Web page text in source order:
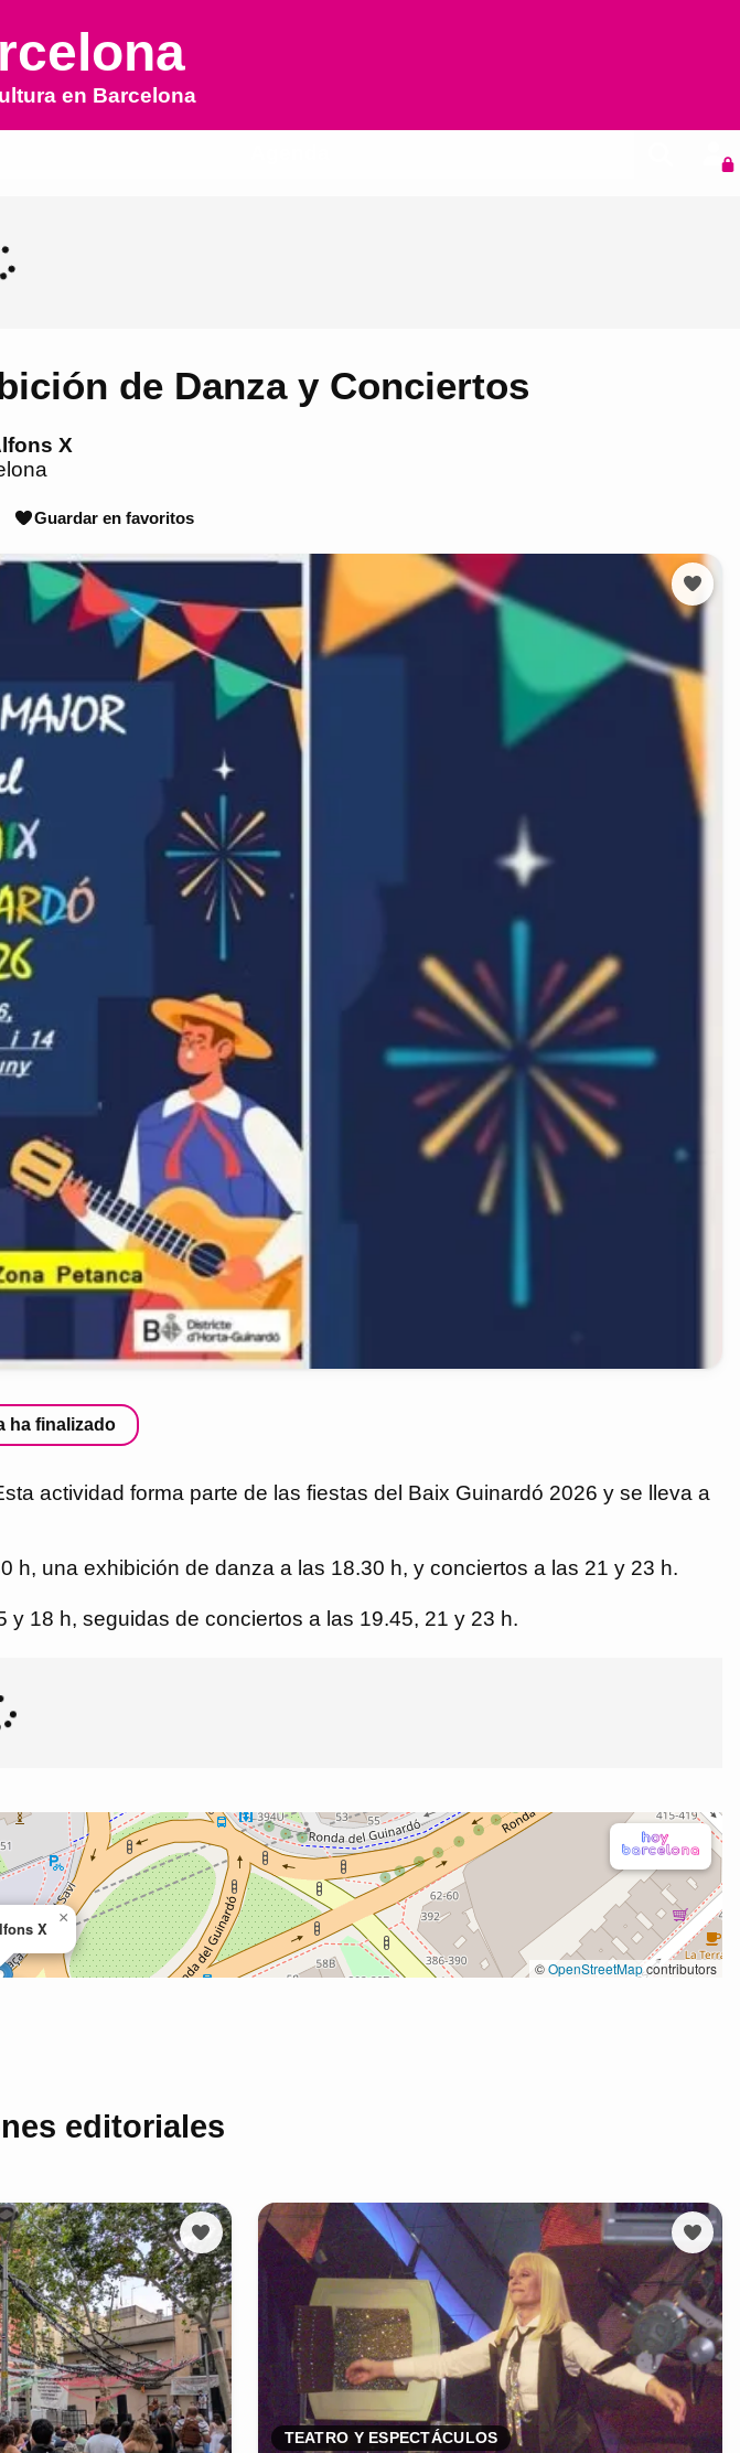
en Barcelona
de Danza y Conciertos
X
Guardar en favoritos
ha finalizado
actividad forma parte de las fiestas del Baix Guinardó 2026 y se lleva a
una exhibición de danza a las 18.30 h, y conciertos a las 21 y 23 h.
18 h, seguidas de conciertos a las 19.45, 21 y 23 h.
editoriales
TEATRO Y ESPECTÁCULOS